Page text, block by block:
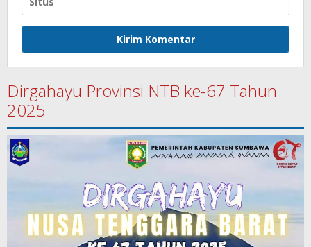
Dirgahayu Provinsi NTB ke-67 Tahun
2025